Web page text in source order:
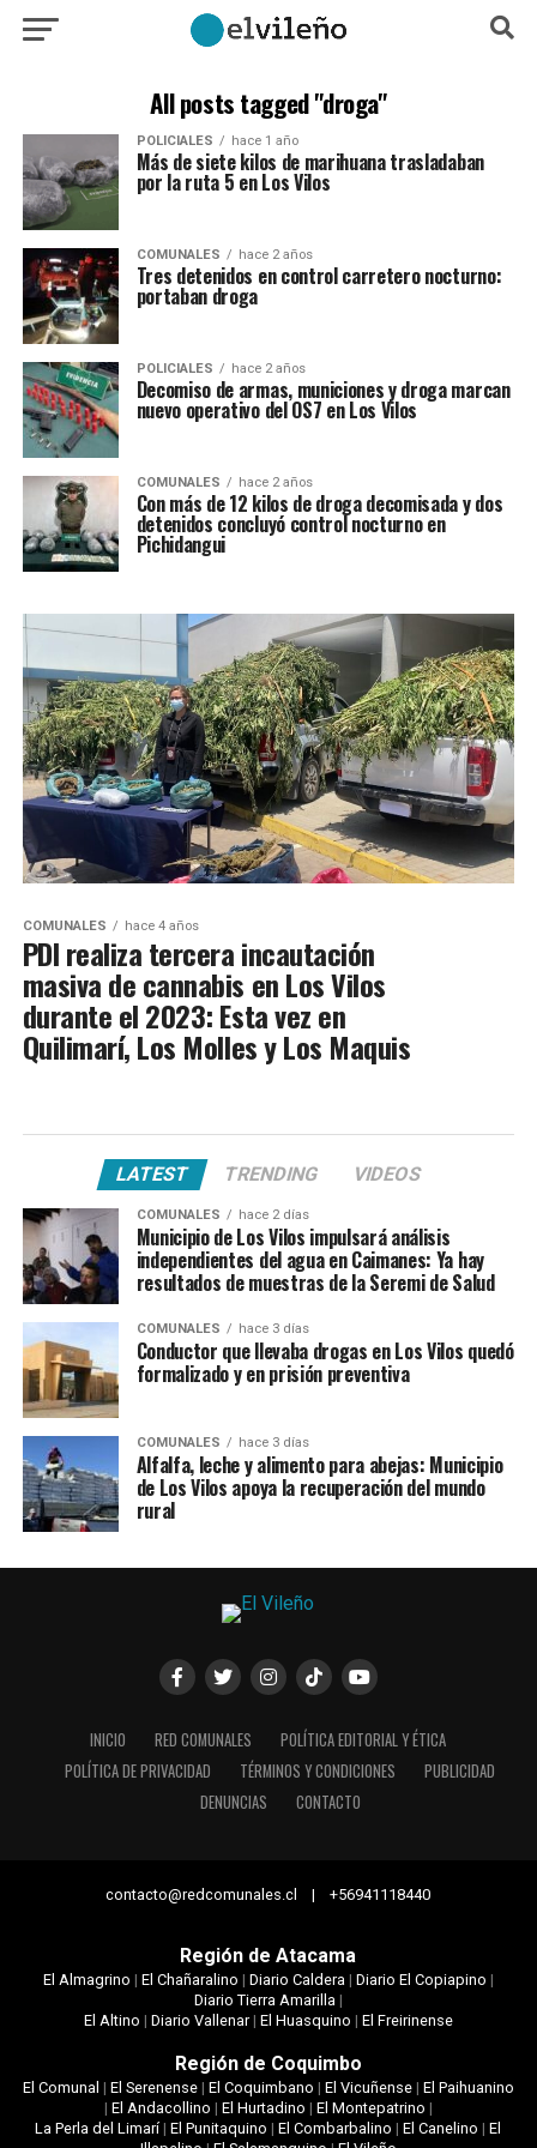
All posts tagged "droga"
POLICIALES hace 1 año
Más de siete kilos de marihuana trasladaban
por la ruta 5 en Los Vilos
COMUNALES hace 2 años
Tres detenidos en control carretero nocturno:
portaban droga
POLICIALES hace 2 años
Decomiso de armas, municiones y droga marcan
nuevo operativo del OS7 en Los Vilos
COMUNALES hace 2 años
Con más de 12 kilos de droga decomisada y dos
detenidos concluyó control nocturno en
Pichidangui
COMUNALES hace 4 años
PDI realiza tercera incautación
masiva de cannabis en Los Vilos
durante el 2023: Esta vez en
Quilimarí, Los Molles y Los Maquis
LATEST TRENDING VIDEOS
COMUNALES hace 2 días
Municipio de Los Vilos impulsará análisis
independientes del agua en Caimanes: Ya hay
resultados de muestras de la Seremi de Salud
COMUNALES hace 3 días
Conductor que llevaba drogas en Los Vilos quedó
formalizado y en prisión preventiva
COMUNALES hace 3 días
Alfalfa, leche y alimento para abejas: Municipio
de Los Vilos apoya la recuperación del mundo
rural
INICIO RED COMUNALES
POLÍTICA EDITORIAL Y ÉTICA
POLÍTICA DE PRIVACIDAD
TÉRMINOS Y CONDICIONES
PUBLICIDAD
DENUNCIAS
CONTACTO
contacto@redcomunales.cl | +56941118440
Región de Atacama
El Almagrino | El Chañaralino | Diario Caldera | Diario El Copiapino |
Diario Tierra Amarilla |
El Altino | Diario Vallenar| El Huasquino | El Freirinense
Región de Coquimbo
El Comunal | El Serenense| El Coquimbano | El Vicuñense| El Paihuanino
| El Andacollino | El Hurtadino | El Montepatrino |
La Perla del Limarí|El Punitaquino |El Combarbalino |El Canelino |El